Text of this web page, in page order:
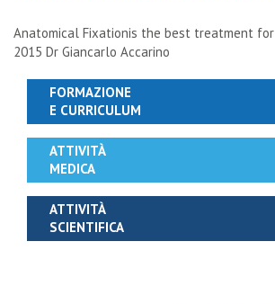
Anatomical Fixationis the best treatment for
2015 Dr Giancarlo Accarino
FORMAZIONE
E CURRICULUM
ATTIVITÀ
MEDICA
ATTIVITÀ
SCIENTIFICA